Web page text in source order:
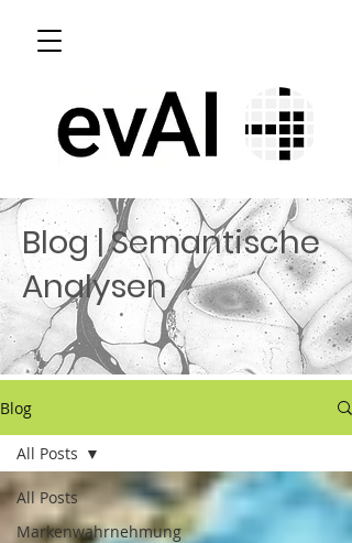
Blog | Semantische
Analysen
Blog
All Posts
Markenwahrnehmung
All Posts